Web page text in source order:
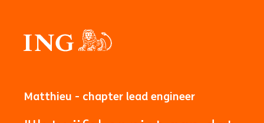
Matthieu - chapter lead engineer